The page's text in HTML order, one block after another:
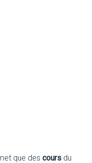
que des coursdu